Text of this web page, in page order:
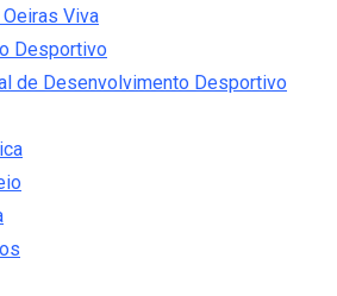
Viva
Desportivo
de Desenvolvimento Desportivo